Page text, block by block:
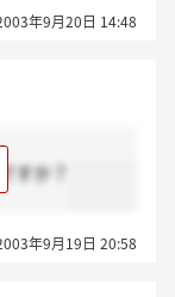
年9月20日 14:48
すか？
年9月19日 20:58